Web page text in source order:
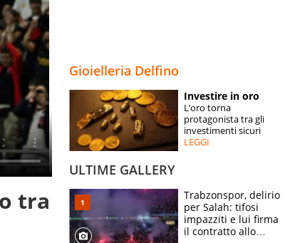
ESPERTI
CONTATTI
tra
Gioielleria Delfino
Investire in oro
L’oro torna
protagonista tra gli
investimenti sicuri
LEGGI
ULTIME GALLERY
Trabzonspor, delirio
per Salah: tifosi
impazziti e lui firma
il contratto allo